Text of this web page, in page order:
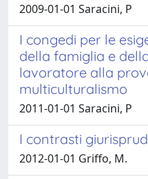
2009-01-01 Saracini, P
I congedi per le
della famiglia e
lavoratore alla
multiculturalismo
2011-01-01 Saracini, P
I contrasti
2012-01-01 Griffo, M.